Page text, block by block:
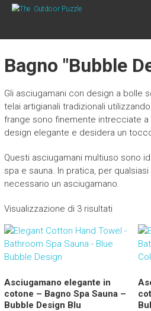
SkipTHE OUTDOOR PUZZLE
Bagno "Bubble
Gli asciugamani con design a bolle
telai artigianali tradizionali
frange sono finemente intrecciate a
design elegante e desidera un
Questi asciugamani multiuso sono
spa e sauna. In pratica, per
necessario un asciugamano.
Visualizzazione di 3 risultati
Asciugamano elegante in
cotone – Bagno Spa Sauna –
Bubble Design Blu